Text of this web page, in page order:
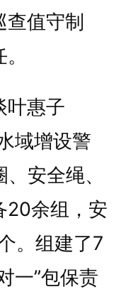
值守制
惠子
域增设警
安全绳、
20余组，安
。组建了7
一”包保责